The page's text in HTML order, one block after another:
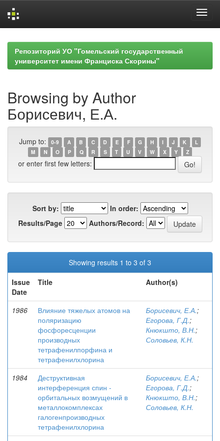
navigationРепозиторий УО "Гомельский государственный
университет имени Франциска Скорины"
Browsing by Author
Борисевич, Е.А.
Jump to: 0-9 A B C D E F G H I J K
L
M
N O P Q R S T U V W X Y Z
or enter first few letters:
Sort by:
In order:
Results/Page
Authors/Record:
Showing results 1 to 3 of 3
Issue
Date
Title Author(s)
1986
Влияние тяжелых атомов на
поляризацию
фосфоресценции
производных
тетрафенилпорфина и
тетрафенилхлорина
Борисевич, Е.А.;
Егорова, Г.Д.;
Кнюкшто, В.Н.;
Соловьев, К.Н.
1984
Деструктивная
интерференция спин -
орбитальных возмущений в
металлокомплексах
галогенпроизводных
тетрафенилхлорина
Борисевич, Е.А.;
Егорова, Г.Д.;
Кнюкшто, В.Н.;
Соловьев, К.Н.